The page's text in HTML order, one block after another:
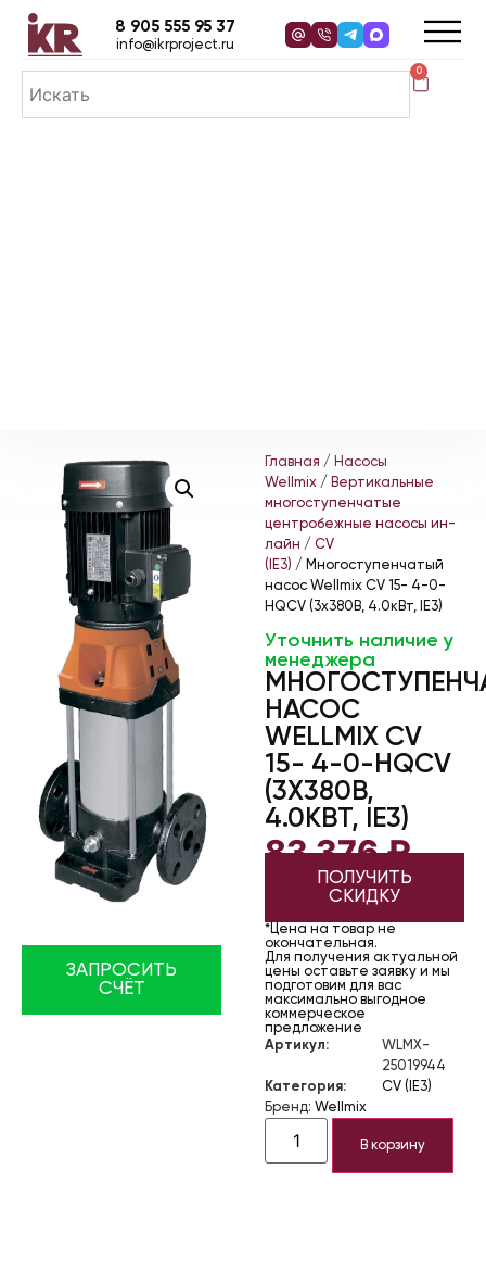
0
8 905 555 95 37
info@ikrproject.ru
ЗАПРОСИТЬ
СЧЁТ
Главная / Насосы
Wellmix / Вертикальные
многоступенчатые
центробежные насосы ин-
лайн / CV
(IE3) / Многоступенчатый
насос Wellmix CV 15- 4-0-
HQCV (3х380В, 4.0кВт, IE3)
Уточнить наличие у
менеджера
НАСОС
WELLMIX CV
15- 4-0-HQCV
(3Х380В,
4.0КВТ, IE3)
83 376₽
ПОЛУЧИТЬ
СКИДКУ
*Цена на товар не
окончательная.
Для получения актуальной
цены оставьте заявку и мы
подготовим для вас
максимально выгодное
коммерческое
предложение
Артикул:
WLMX-
25019944
Категория:
CV (IE3)
Бренд: Wellmix
В корзину